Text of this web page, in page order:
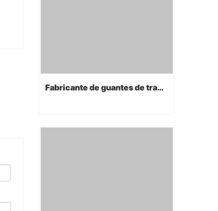
Fabricante de guantes de trabajo
Fabricante de guantes de trabajo